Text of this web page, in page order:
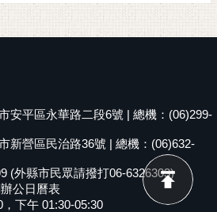
安平區永華路二段6號 | 總機：(06)299-
新營區民治路36號 | 總機：(06)632-
(外縣市民眾請撥打06-6326303)
公日曆表
下午 01:30-05:30